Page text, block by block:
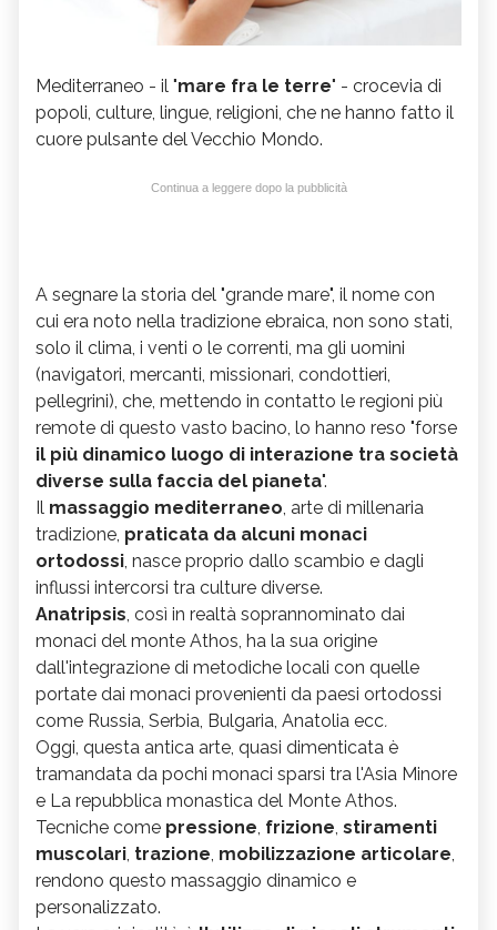
Mediterraneo - il "mare fra le terre" - crocevia di
popoli, culture, lingue, religioni, che ne hanno fatto il
cuore pulsante del Vecchio Mondo.
Continua a leggere dopo la pubblicità
A segnare la storia del "grande mare", il nome con
cui era noto nella tradizione ebraica, non sono stati,
solo il clima, i venti o le correnti, ma gli uomini
(navigatori, mercanti, missionari, condottieri,
pellegrini), che, mettendo in contatto le regioni più
remote di questo vasto bacino, lo hanno reso "forse
il più dinamico luogo di interazione tra società
diverse sulla faccia del pianeta".
Il massaggio mediterraneo , arte di millenaria
tradizione, praticata da alcuni monaci
ortodossi , nasce proprio dallo scambio e dagli
influssi intercorsi tra culture diverse.
Anatripsis , così in realtà soprannominato dai
monaci del monte Athos, ha la sua origine
dall'integrazione di metodiche locali con quelle
portate dai monaci provenienti da paesi ortodossi
come Russia, Serbia, Bulgaria, Anatolia ecc.
Oggi, questa antica arte, quasi dimenticata è
tramandata da pochi monaci sparsi tra l'Asia Minore
e La repubblica monastica del Monte Athos.
Tecniche come pressione frizione stiramenti
muscolari trazione mobilizzazione articolare
rendono questo massaggio dinamico e
personalizzato.